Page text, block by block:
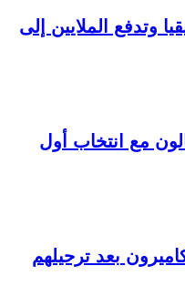
وتدفع الملايين إلى
مع انتخاب أول
بعد ترحيلهم